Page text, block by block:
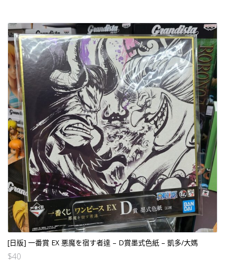
[日版] 一番賞 EX 悪魔を宿す者達 – D賞墨式色紙 – 凱多/大媽
$40